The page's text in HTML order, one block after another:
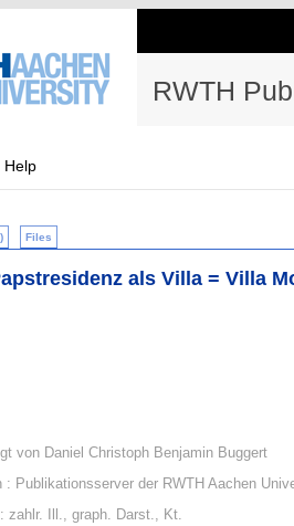
RWTH
Help
Files
als Villa = Villa
von Daniel Christoph Benjamin Buggert
: Publikationsserver der RWTH Aachen
zahlr. Ill., graph. Darst., Kt.